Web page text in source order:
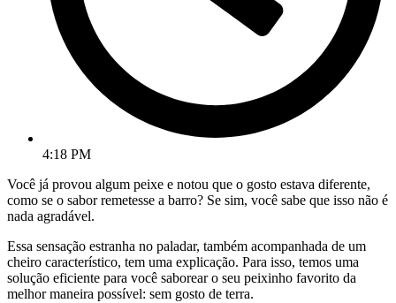
4:18 PM
Você já provou algum peixe e notou que o gosto estava diferente,
como se o sabor remetesse a barro? Se sim, você sabe que isso não é
nada agradável.
Essa sensação estranha no paladar, também acompanhada de um
cheiro característico, tem uma explicação. Para isso, temos uma
solução eficiente para você saborear o seu peixinho favorito da
melhor maneira possível: sem gosto de terra.